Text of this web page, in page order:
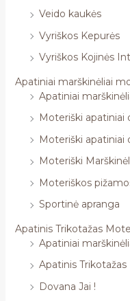
Veido kaukės
Vyriškos Kepurės
Vyriškos Kojinės
Apatiniai marškinėliai
Apatiniai
Moteriški apatiniai
Moteriški apatiniai
Moteriški
Moteriškos
Sportinė apranga
Apatinis Trikotažas
Apatiniai
Apatinis
Dovana Jai !